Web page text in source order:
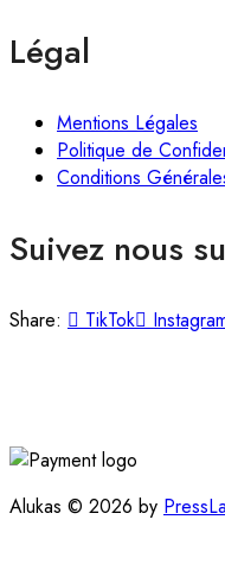
Légal
Mentions Légales
Politique de
Conditions
Suivez nous
Share: TikTok
Alukas © 2026 by